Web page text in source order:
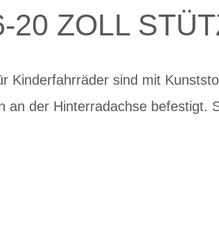
20 ZOLL
Kinderfahrräder sind mit
an der Hinterradachse befestigt.